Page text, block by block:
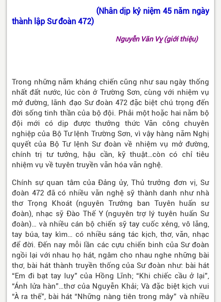
(Nhân dịp kỷ niệm 45 năm ngày
thành lập Sư đoàn 472)
Nguyễn Văn Vỵ (giới thiệu)
Trong những năm kháng chiến cũng như sau ngày thống
nhất đất nước, lúc còn ở Trường Sơn, cùng với nhiệm vụ
mở đường, lãnh đạo Sư đoàn 472 đặc biệt chú trọng đến
đời sống tinh thần của bộ đội. Phải một hoặc hai năm bộ
đội mới có dịp được thưởng thức Văn công chuyên
nghiệp của Bộ Tư lệnh Trường Sơn, vì vậy hàng năm Nghị
quyết của Bộ Tư lệnh Sư đoàn về nhiệm vụ mở đường,
chính trị tư tưởng, hậu cần, kỹ thuật…còn có chỉ tiêu
nhiệm vụ về tuyên truyền văn hóa văn nghệ.
Chính sự quan tâm của Đảng ủy, Thủ trưởng đơn vị, Sư
đoàn 472 đã có nhiều văn nghệ sỹ thành danh như nhà
thơ Trọng Khoát (nguyên Trưởng ban Tuyên huấn sư
đoàn), nhạc sỹ Đào Thế Y (nguyên trợ lý tuyên huấn Sư
đoàn)… và nhiều cán bộ chiến sỹ tay cuốc xẻng, vô lăng,
tay búa, tay kìm… có nhiều sáng tác kịch, thơ, văn, nhạc
để đời. Đến nay mỗi lần các cựu chiến binh của Sư đoàn
ngồi lại với nhau họ hát, ngâm cho nhau nghe những bài
thơ, bài hát thành truyền thống của Sư đoàn như: bài hát
“Em đi bạt tay luy” của Hồng Lĩnh; “Khi chiếc cầu ở lại”,
“Ánh lửa hàn”…thơ của Nguyễn Khải; Và đặc biệt kịch vui
“À ra thế”, bài hát “Những nàng tiên trong mây” và nhiều